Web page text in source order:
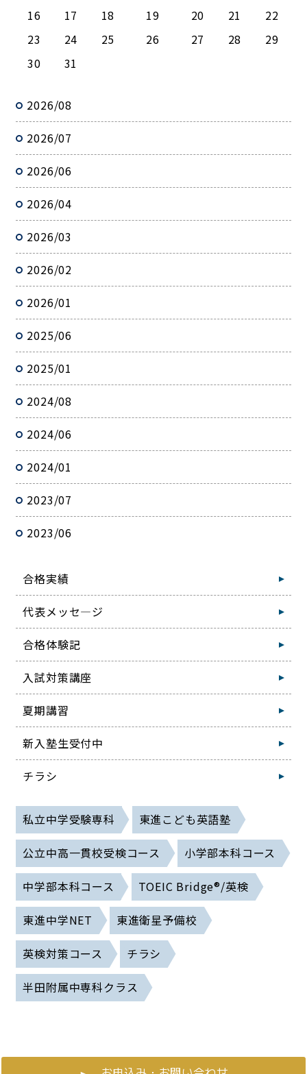
16
17 18 19 20 21
22
23
24 25 26 27 28
29
30
31
2026/08
2026/07
2026/06
2026/04
2026/03
2026/02
2026/01
2025/06
2025/01
2024/08
2024/06
2024/01
2023/07
2023/06
合格実績
代表メッセ―ジ
合格体験記
入試対策講座
夏期講習
新入塾生受付中
チラシ
私立中学受験専科 東進こども英語塾
公立中高一貫校受検コース 小学部本科コース
中学部本科コース TOEIC Bridge®/英検
東進中学NET 東進衛星予備校
英検対策コース チラシ
半田附属中専科クラス